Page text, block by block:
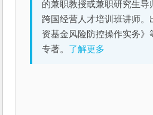
的兼职教授或兼职研究生导
跨国经营人才培训班讲师。
资基金风险防控操作实务》
专著。 了解更多